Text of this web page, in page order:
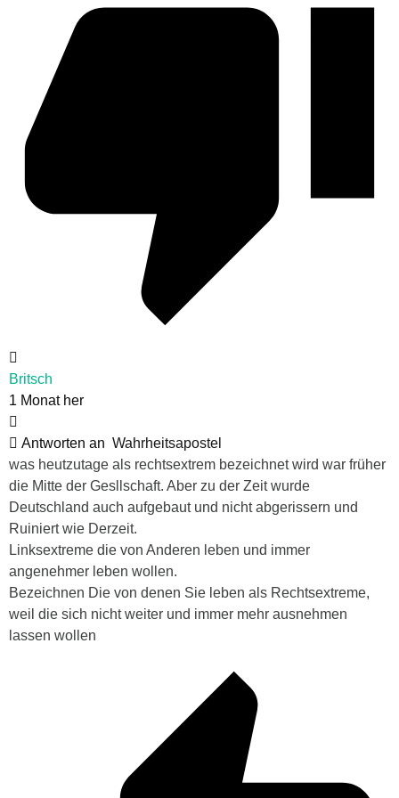
Britsch
1 Monat her
Antworten an Wahrheitsapostel
was heutzutage als rechtsextrem bezeichnet wird war früher
die Mitte der Gesllschaft. Aber zu der Zeit wurde
Deutschland auch aufgebaut und nicht abgerissern und
Ruiniert wie Derzeit.
Linksextreme die von Anderen leben und immer
angenehmer leben wollen.
Bezeichnen Die von denen Sie leben als Rechtsextreme,
weil die sich nicht weiter und immer mehr ausnehmen
lassen wollen